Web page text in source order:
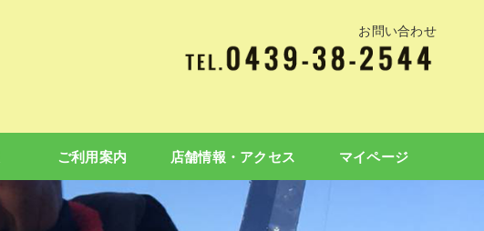
お問い合わせ
ご利用案内 店舗情報・アクセス マイページ